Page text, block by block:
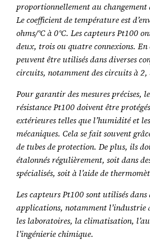
proportionnellement au changement
Le coefficient de température est
ohms/°C à 0°C. Les capteurs Pt100
deux, trois ou quatre connexions. En
peuvent être utilisés dans diverses
circuits, notamment des circuits à 2,
Pour garantir des mesures précises,
résistance Pt100 doivent être
extérieures telles que l’humidité et
mécaniques. Cela se fait souvent
de tubes de protection. De plus, ils
étalonnés régulièrement, soit dans
spécialisés, soit à l’aide de
Les capteurs Pt100 sont utilisés dans
applications, notamment l’industrie
les laboratoires, la climatisation,
l’ingénierie chimique.